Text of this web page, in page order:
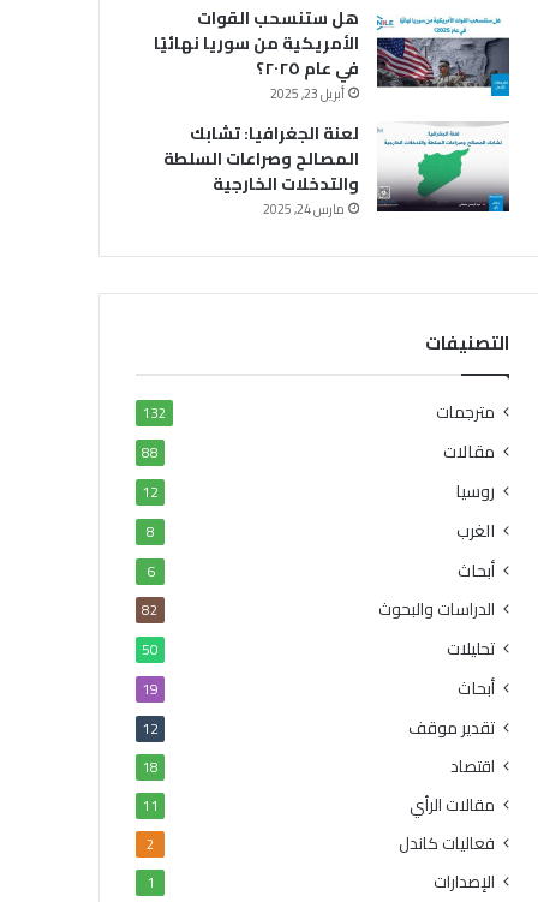
هل ستنسحب القوات
الأمريكية من سوريا نهائيًا
في عام ٢٠٢٥؟
أبريل 23, 2025
لعنة الجغرافيا: تشابك
المصالح وصراعات السلطة
والتدخلات الخارجية
مارس 24, 2025
التصنيفات
مترجمات 132
مقالات 88
روسيا 12
الغرب 8
أبحاث 6
الدراسات والبحوث 82
تحليلات 50
أبحاث 19
تقدير موقف 12
اقتصاد 18
مقالات الرأي 11
فعاليات كاندل 2
الإصدارات 1